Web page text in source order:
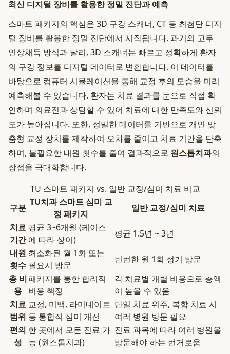
최신 디지털 장비를 활용한 정밀 진단과 예측
스마트 패키지의 핵심은 3D 구강 스캐너, CT 등 최첨단 디지
털 장비를 활용한 정밀 진단에서 시작됩니다. 과거의 고무
인상채득 방식과 달리, 3D 스캐너는 빠르고 정확하게 환자
의 구강 정보를 디지털 데이터로 변환합니다. 이 데이터를
바탕으로 컴퓨터 시뮬레이션을 통해 교정 후의 모습을 미리
예측해볼 수 있습니다. 환자는 치료 결과를 눈으로 직접 확
인하며 의료진과 상담할 수 있어 치료에 대한 만족도와 신뢰
도가 높아집니다. 또한, 정밀한 데이터를 기반으로 개인 맞
춤형 교정 장치를 제작하여 오차를 줄이고 치료 기간을 단축
하며, 불필요한 내원 횟수를 줄여 결과적으로 원스톱치과의
장점을 극대화합니다.
TU 스마트 패키지 vs. 일반 교정/심미 치료 비교
구분
TU치과 스마트 심미 교
정 패키지
일반 교정/심미 치료
치료
기간
평균 3~6개월 (케이스
에 따라 상이)
평균 1.5년 ~ 3년
내원
횟수
최소화된 월 1회 또는
필요시 방문
빈번한 월 1회 정기 방문
총 비
용
패키지를 통한 합리적
비용 책정
각 치료별 개별 비용으로 총액
이 높을 수 있음
치료
범위
교정, 미백, 라미네이트
등 통합적 심미 개선
단일 치료 위주, 복합 치료 시
여러 병원 방문 필요
편의
성
한 곳에서 모든 진료 가
능 (원스톱치과)
진료 과목에 따라 여러 병원을
방문해야 하는 번거로움